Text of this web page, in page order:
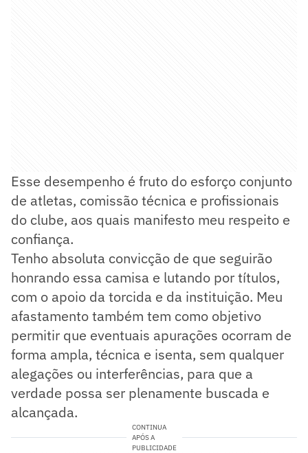
Esse desempenho é fruto do esforço conjunto
de atletas, comissão técnica e profissionais
do clube, aos quais manifesto meu respeito e
confiança.
Tenho absoluta convicção de que seguirão
honrando essa camisa e lutando por títulos,
com o apoio da torcida e da instituição. Meu
afastamento também tem como objetivo
permitir que eventuais apurações ocorram de
forma ampla, técnica e isenta, sem qualquer
alegações ou interferências, para que a
verdade possa ser plenamente buscada e
alcançada.
CONTINUA
APÓS A
PUBLICIDADE